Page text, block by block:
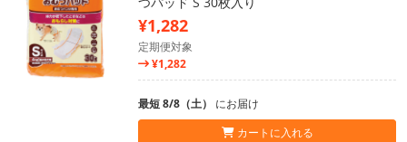
¥1,282
定期便対象
¥1,282
最短 8/8（土） にお届け
カートに入れる